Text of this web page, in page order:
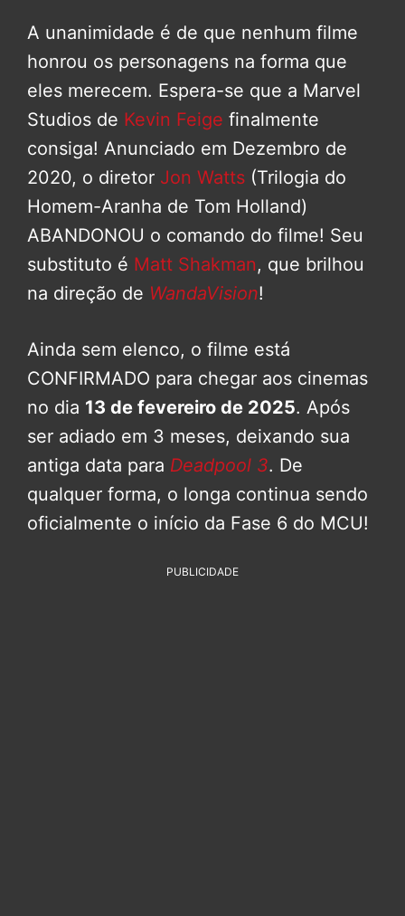
A unanimidade é de que nenhum filme
honrou os personagens na forma que
eles merecem. Espera-se que a Marvel
Studios de Kevin Feige finalmente
consiga! Anunciado em Dezembro de
2020, o diretor Jon Watts (Trilogia do
Homem-Aranha de Tom Holland)
ABANDONOU o comando do filme! Seu
substituto é Matt Shakman, que brilhou
na direção de WandaVision!
Ainda sem elenco, o filme está
CONFIRMADO para chegar aos cinemas
no dia 13 de fevereiro de 2025. Após
ser adiado em 3 meses, deixando sua
antiga data para Deadpool 3. De
qualquer forma, o longa continua sendo
oficialmente o início da Fase 6 do MCU!
PUBLICIDADE